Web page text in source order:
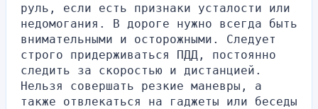
руль, если есть признаки усталости или
недомогания. В дороге нужно всегда быть
внимательными и осторожными. Следует
строго придерживаться ПДД, постоянно
следить за скоростью и дистанцией.
Нельзя совершать резкие маневры, а
также отвлекаться на гаджеты или беседы